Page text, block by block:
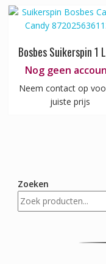
Bosbes Suikerspin 1
Nog geen
Neem contact op
juiste prijs
Zoeken